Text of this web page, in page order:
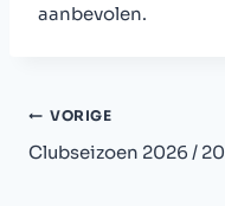
aanbevolen.
Bericht
navigatie
VORIGE
Clubseizoen 2026 /